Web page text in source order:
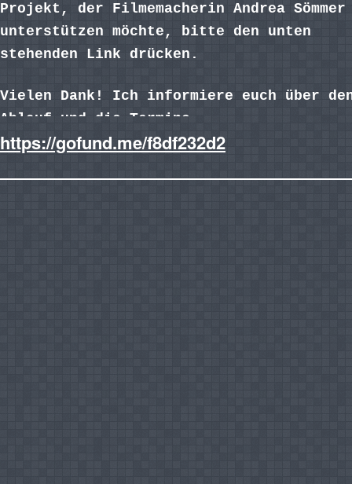
Projekt, der Filmemacherin Andrea Sömmer
unterstützen möchte, bitte den unten
stehenden Link drücken.
Vielen Dank! Ich informiere euch über
Ablauf und die Termine.
https://gofund.me/f8df232d2